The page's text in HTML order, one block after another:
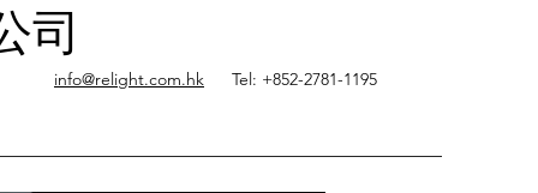
司
info@relight.com.hk Tel: +852-2781-1195